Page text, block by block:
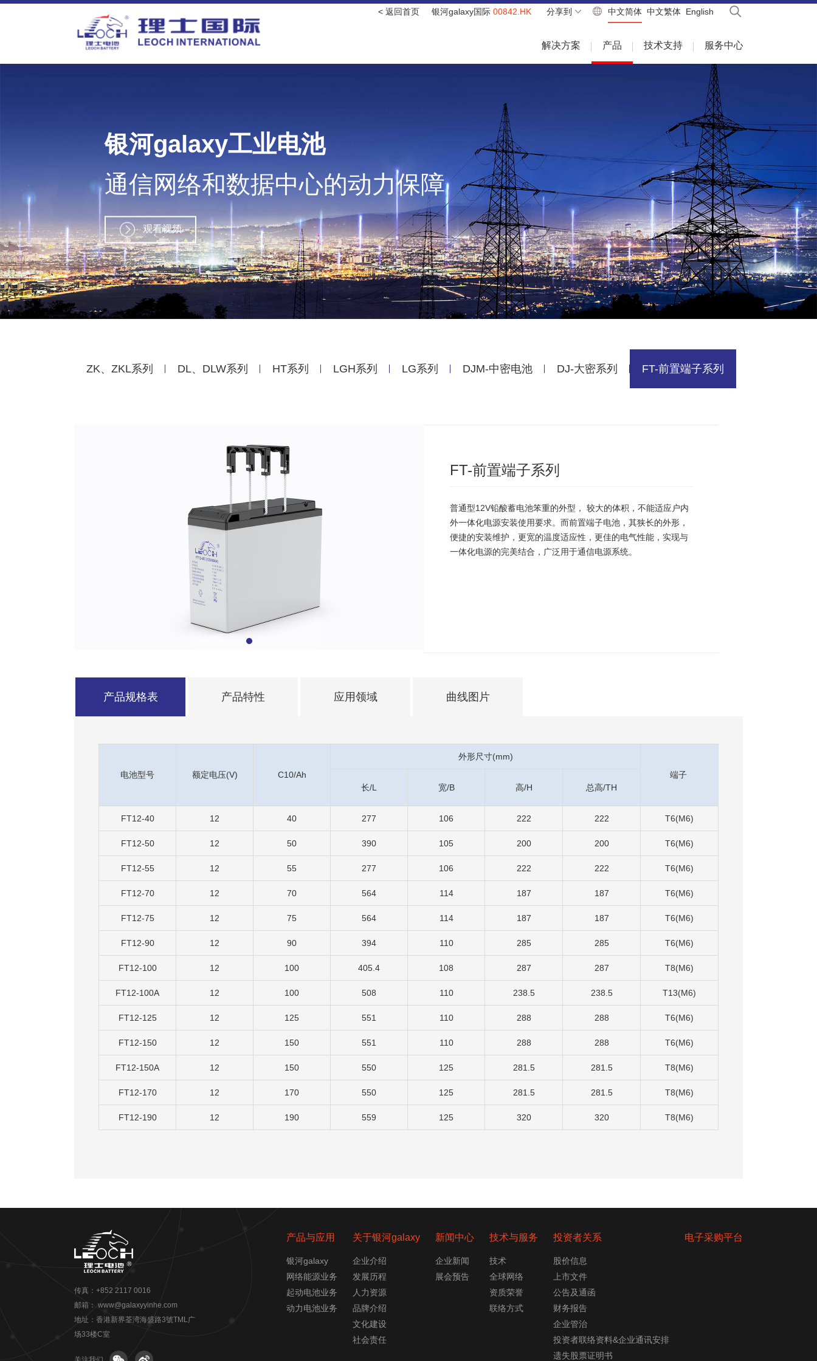
< 返回首页 银河galaxy国际 00842.HK 分享到 中文简体 中文繁体 English
解决方案 产品 技术支持 服务中心
银河galaxy工业电池
通信网络和数据中心的动力保障
观看视频
ZK、ZKL系列 DL、DLW系列 HT系列 LGH系列 LG系列 DJM-中密电池 DJ-大密系列 FT-前置端子系列
FT-前置端子系列
普通型12V铅酸蓄电池笨重的外型， 较大的体积，不能适应户内
外一体化电源安装使用要求。而前置端子电池，其狭长的外形，
便捷的安装维护，更宽的温度适应性，更佳的电气性能，实现与
一体化电源的完美结合，广泛用于通信电源系统。
产品规格表 产品特性 应用领域 曲线图片
电池型号 额定电压(V) C10/Ah
外形尺寸(mm)
端子
长/L
宽/B 高/H 总高/TH
FT12-40 12 40 277 106 222 222 T6(M6)
FT12-50 12 50 390 105 200 200 T6(M6)
FT12-55 12 55 277 106 222 222 T6(M6)
FT12-70 12 70 564 114 187 187 T6(M6)
FT12-75 12 75 564 114 187 187 T6(M6)
FT12-90 12 90 394 110 285 285 T6(M6)
FT12-100 12 100 405.4 108 287 287 T8(M6)
FT12-100A 12 100 508 110 238.5 238.5 T13(M6)
FT12-125 12 125 551 110 288 288 T6(M6)
FT12-150 12 150 551 110 288 288 T6(M6)
FT12-150A 12 150 550 125 281.5 281.5 T8(M6)
FT12-170 12 170 550 125 281.5 281.5 T8(M6)
FT12-190 12 190 559 125 320 320 T8(M6)
传真：+852 2117 0016
邮箱： www@galaxyyinhe.com
地址：香港新界荃湾海盛路3號TML广
场33楼C室
产品与应用
银河galaxy
网络能源业务
起动电池业务
动力电池业务
关于银河galaxy
企业介绍
发展历程
人力资源
品牌介绍
文化建设
社会责任
新闻中心
企业新闻
展会预告
技术与服务
技术
全球网络
资质荣誉
联络方式
投资者关系
股价信息
上市文件
公告及通函
财务报告
企业管治
投资者联络资料&企业通讯安排
遗失股票证明书
电子采购平台